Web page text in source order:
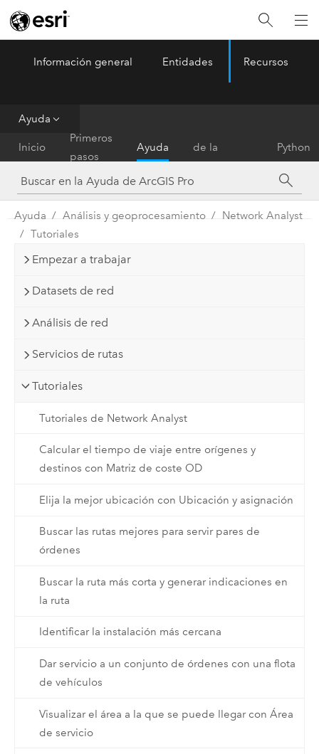
ArcGIS Pro Menu
Información general Entidades Recursos
Ayuda
Inicio
Primeros
pasos
Ayuda
de la
herramienta
Python
Ayuda Análisis y geoprocesamiento
Network Analyst
Tutoriales
Empezar a trabajar
Datasets de red
Análisis de red
Servicios de rutas
Tutoriales
Tutoriales de Network Analyst
Calcular el tiempo de viaje entre orígenes y
destinos con Matriz de coste OD
Elija la mejor ubicación con Ubicación y asignación
Buscar las rutas mejores para servir pares de
órdenes
Buscar la ruta más corta y generar indicaciones en
la ruta
Identificar la instalación más cercana
Dar servicio a un conjunto de órdenes con una flota
de vehículos
Visualizar el área a la que se puede llegar con Área
de servicio